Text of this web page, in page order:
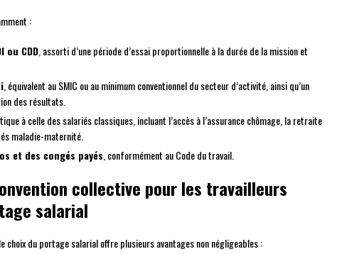
:
ou CDD , assorti d’une période d’essai proportionnelle à la durée de la mission et
, équivalent au SMIC ou au minimum conventionnel du secteur d’activité, ainsi qu’un
des résultats.
à celle des salariés classiques, incluant l’accès à l’assurance chômage, la retraite
maladie-maternité.
et des congés payés , conformément au Code du travail.
collective pour les travailleurs
salarial
choix du portage salarial offre plusieurs avantages non négligeables :